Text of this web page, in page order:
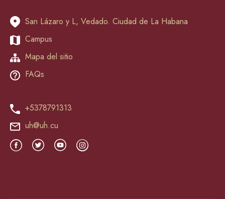
San Lázaro y L, Vedado. Ciudad de La Habana
Campus
Mapa del sitio
FAQs
+5378791313
uh@uh.cu